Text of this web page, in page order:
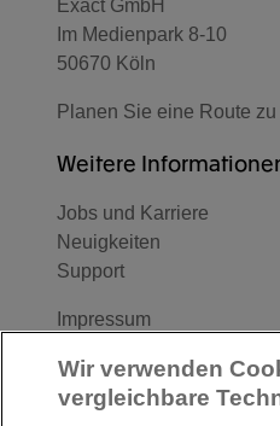
Exact GmbH
Im Medienpark 8-10
50670 Köln
Planen Sie eine Route
Weitere
Jobs und Karriere
Neuigkeiten
Support
Impressum
Follow us
Wir verwenden
vergleichbare